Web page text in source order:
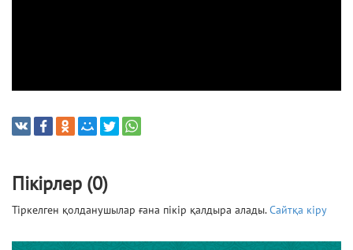
Пікірлер (0)
Тіркелген қолданушылар ғана пікір қалдыра алады.Сайтқа кіру